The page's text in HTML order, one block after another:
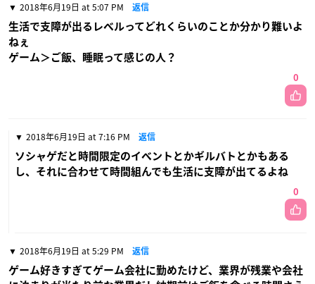
2018年6月19日 at 5:07 PM 返信
生活で支障が出るレベルってどれくらいのことか分かり難いよ
ねぇ
ゲーム＞ご飯、睡眠って感じの人？
0
2018年6月19日 at 7:16 PM 返信
ソシャゲだと時間限定のイベントとかギルバトとかもある
し、それに合わせて時間組んでも生活に支障が出てるよね
0
2018年6月19日 at 5:29 PM 返信
ゲーム好きすぎてゲーム会社に勤めたけど、業界が残業や会社